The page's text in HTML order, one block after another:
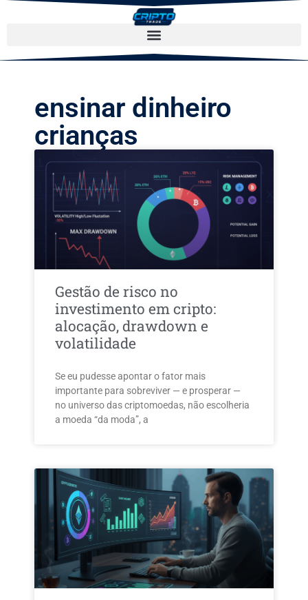
ensinar dinheiro
crianças
Gestão de risco no
investimento em cripto:
alocação, drawdown e
volatilidade
Se eu pudesse apontar o fator mais
importante para sobreviver — e prosperar —
no universo das criptomoedas, não escolheria
a moeda “da moda”, a